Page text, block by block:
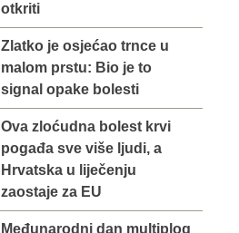
otkriti
Zlatko je osjećao trnce u
malom prstu: Bio je to
signal opake bolesti
Ova zloćudna bolest krvi
pogađa sve više ljudi, a
Hrvatska u liječenju
zaostaje za EU
Međunarodni dan multiplog